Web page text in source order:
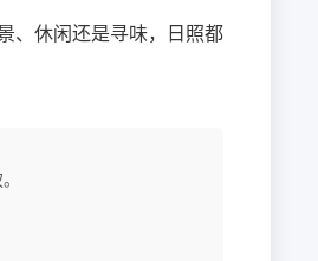
、休闲还是寻味，日照都